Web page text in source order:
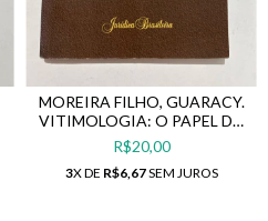
MOREIRA FILHO, GUARACY.
VITIMOLOGIA: O PAPEL DA
VÍTIMA NA GÊNESE DO
DELITO
R$20,00
3X DE R$6,67SEM JUROS